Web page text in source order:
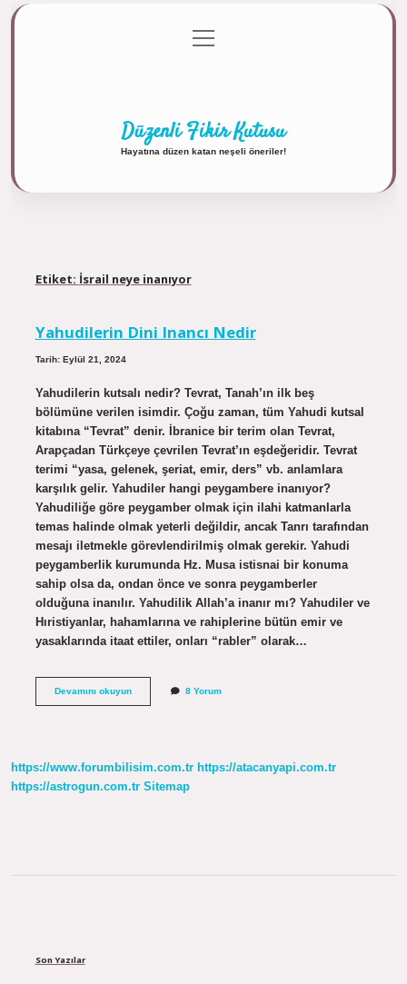
Gizlilik Politikası
menüyü
aç
Düzenli Fikir Kutusu
Hayatına düzen katan neşeli öneriler!
Etiket: İsrail neye inanıyor
Yahudilerin Dini Inancı Nedir
Tarih: Eylül 21, 2024
Yahudilerin kutsalı nedir? Tevrat, Tanah’ın ilk beş
bölümüne verilen isimdir. Çoğu zaman, tüm Yahudi kutsal
kitabına “Tevrat” denir. İbranice bir terim olan Tevrat,
Arapçadan Türkçeye çevrilen Tevrat’ın eşdeğeridir. Tevrat
terimi “yasa, gelenek, şeriat, emir, ders” vb. anlamlara
karşılık gelir. Yahudiler hangi peygambere inanıyor?
Yahudiliğe göre peygamber olmak için ilahi katmanlarla
temas halinde olmak yeterli değildir, ancak Tanrı tarafından
mesajı iletmekle görevlendirilmiş olmak gerekir. Yahudi
peygamberlik kurumunda Hz. Musa istisnai bir konuma
sahip olsa da, ondan önce ve sonra peygamberler
olduğuna inanılır. Yahudilik Allah’a inanır mı? Yahudiler ve
Hıristiyanlar, hahamlarına ve rahiplerine bütün emir ve
yasaklarında itaat ettiler, onları “rabler” olarak…
Devamını okuyunYahudilerin 8 Yorum
https://www.forumbilisim.com.tr https://atacanyapi.com.tr
https://astrogun.com.tr Sitemap
Son Yazılar